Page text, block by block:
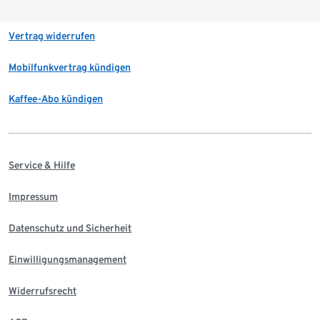
Vertrag widerrufen
Mobilfunkvertrag kündigen
Kaffee-Abo kündigen
Service & Hilfe
Impressum
Datenschutz und Sicherheit
Einwilligungsmanagement
Widerrufsrecht